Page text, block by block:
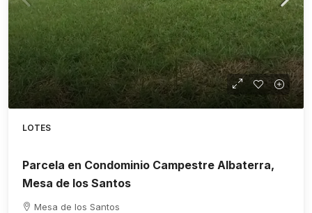
LOTES
Parcela en Condominio Campestre Albaterra,
Mesa de los Santos
Mesa de los Santos